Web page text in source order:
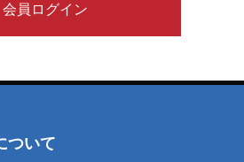
会員ログイン
ついて